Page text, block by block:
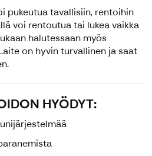
pukeutua tavallisiin, rentoihin
voi rentoutua tai lukea vaikka
halutessaan myös
on hyvin turvallinen ja saat
HYÖDYT: